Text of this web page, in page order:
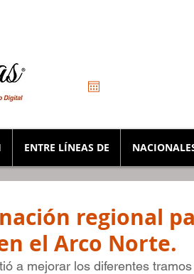
ENTRE LÍNEAS DE
regional
el Arco Norte.
a mejorar los diferentes